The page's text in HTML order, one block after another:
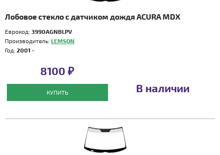
Лобовое стекло с датчиком дождя ACURA MDX
Еврокод: 3990AGNBLPV
Производитель: LEMSON
Год: 2001 -
8100 ₽
КУПИТЬ В наличии